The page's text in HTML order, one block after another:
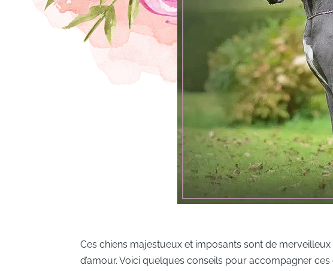
Ces chiens majestueux et imposants sont de
d’amour. Voici quelques conseils pour accompagner